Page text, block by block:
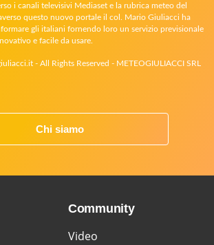
i canali televisivi Mediaset e la rubrica meteo del
questo nuovo portale il col. Mario Giuliacci ha
gli italiani fornendo loro un servizio previsionale
e facile da usare.
- All Rights Reserved - METEOGIULIACCI SRL
Chi siamo
Community
Video